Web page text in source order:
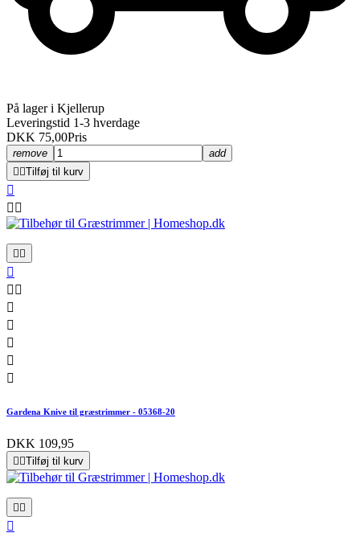
På lager i Kjellerup
Leveringstid 1-3 hverdage
DKK 75,00Pris
remove
add
 Tilføj til kurv

 
 

 





Gardena Knive til græstrimmer - 05368-20
DKK 109,95
 Tilføj til kurv
 
